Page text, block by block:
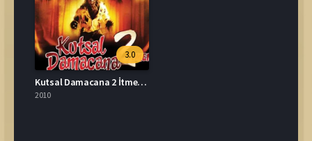
3.0
Kutsal Damacana 2 İtmen Full İzle
2010